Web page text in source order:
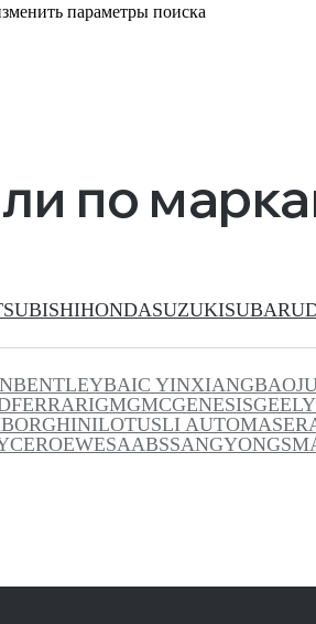
параметры поиска
по
HONDASUZUKISUBARU
BENTLEYBAIC YINXIANG
FERRARIGMGMCGENESIS
LOTUSLI AUTO
ROEWESAABSSANGYONG